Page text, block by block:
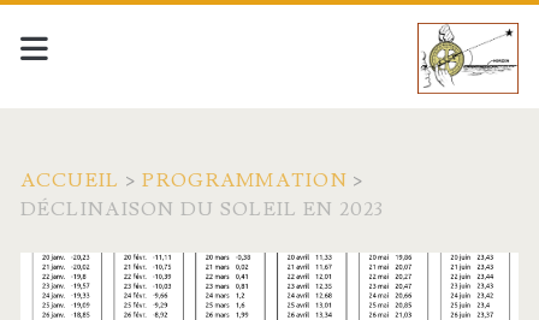
ACCUEIL >PROGRAMMATION >
DÉCLINAISON DU SOLEIL EN 2023